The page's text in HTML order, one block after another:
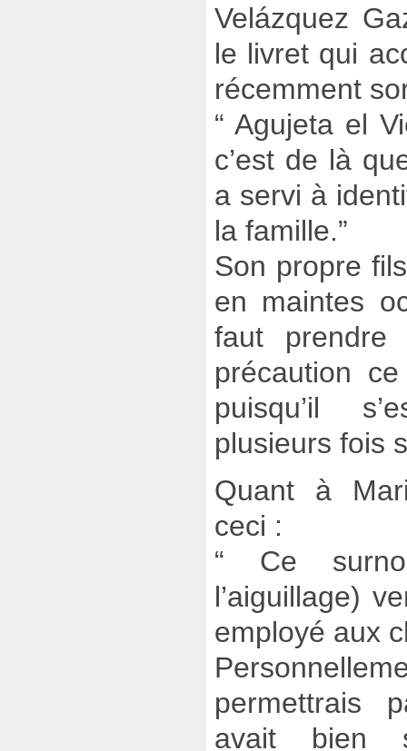
Velázquez
le livret qui
récemment
“ Agujeta el
c’est de là
a servi à
la famille.”
Son propre
en maintes
faut prendre
précaution
puisqu’il
plusieurs fois
Quant à
ceci :
“ Ce
l’aiguillage)
employé aux
permettrais
avait bien